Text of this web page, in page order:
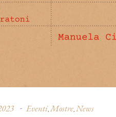
Eventi,Mostre, News